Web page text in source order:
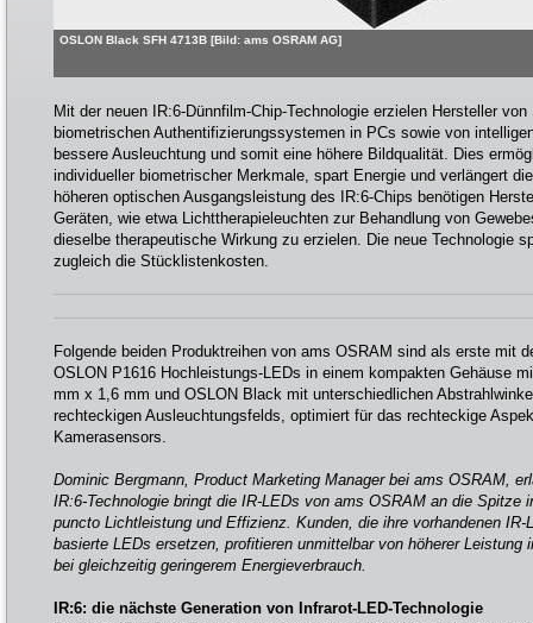
OSLON Black SFH 4713B [Bild: ams OSRAM AG]
Mit der neuen IR:6-Dünnfilm-Chip-Technologie erzielen Hersteller
biometrischen Authentifizierungssystemen in PCs sowie von
bessere Ausleuchtung und somit eine höhere Bildqualität. Dies
individueller biometrischer Merkmale, spart Energie und verlängert
höheren optischen Ausgangsleistung des IR:6-Chips benötigen
Geräten, wie etwa Lichttherapieleuchten zur Behandlung von
dieselbe therapeutische Wirkung zu erzielen. Die neue Technologie
zugleich die Stücklistenkosten.
Folgende beiden Produktreihen von ams OSRAM sind als erste mit
OSLON P1616 Hochleistungs-LEDs in einem kompakten Gehäuse
mm x 1,6 mm und OSLON Black mit unterschiedlichen
rechteckigen Ausleuchtungsfelds, optimiert für das rechteckige
Kamerasensors.
Dominic Bergmann, Product Marketing Manager bei ams OSRAM,
IR:6-Technologie bringt die IR-LEDs von ams OSRAM an die Spitze
puncto Lichtleistung und Effizienz. Kunden, die ihre vorhandenen IR-
basierte LEDs ersetzen, profitieren unmittelbar von höherer Leistung
bei gleichzeitig geringerem Energieverbrauch.
IR:6: die nächste Generation von Infrarot-LED-Technologie